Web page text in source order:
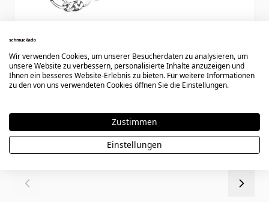
Ident Armband Silber mit Gravur - 0891
Ab
64,90 €
Wir verwenden Cookies, um unserer Besucherdaten zu analysieren, um
unsere Website zu verbessern, personalisierte Inhalte anzuzeigen und
Ihnen ein besseres Website-Erlebnis zu bieten. Für weitere Informationen
zu den von uns verwendeten Cookies öffnen Sie die Einstellungen.
Zustimmen
Einstellungen